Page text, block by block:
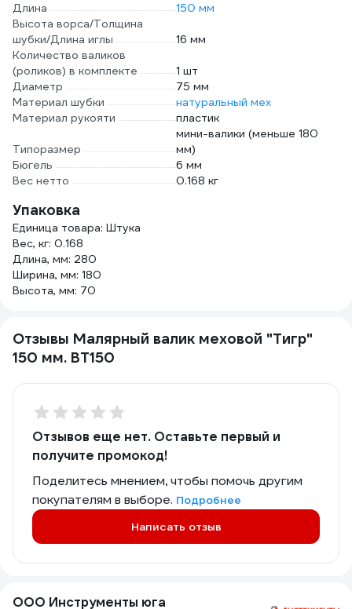
Длина
150 мм
Высота ворса/Толщина
шубки/Длина иглы
16 мм
Количество валиков
(роликов) в комплекте
1 шт
Диаметр
75 мм
Материал шубки
натуральный мех
Материал рукояти
пластик
Типоразмер
мини-валики (меньше 180
мм)
Бюгель
6 мм
Вес нетто
0.168 кг
Упаковка
Единица товара: Штука
Вес, кг: 0.168
Длина, мм: 280
Ширина, мм: 180
Высота, мм: 70
Отзывы Малярный валик меховой "Тигр"
150 мм. ВТ150
Отзывов еще нет. Оставьте первый и
получите промокод!
Поделитесь мнением, чтобы помочь другим
покупателям в выборе. Подробнее
Написать отзыв
ООО Инструменты юга